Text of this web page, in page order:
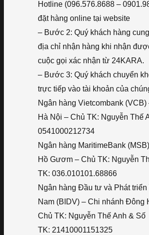
Hotline (096.576.8688 –
đặt hàng online tại website
– Bước 2: Quý khách hàng
địa chỉ nhận hàng khi nhận
cuộc gọi xác nhận từ 24KARA.
– Bước 3: Quý khách chuyển
trực tiếp vào tài khoản của
Ngân hàng Vietcombank (VCB)
Hà Nội – Chủ TK: Nguyễn Thế
0541000212734
Ngân hàng MaritimeBank
Hồ Gươm – Chủ TK: Nguyễn
TK: 036.010101.68866
Ngân hàng Đầu tư và Phát triển
Nam (BIDV) – Chi nhánh Đông
Chủ TK: Nguyễn Thế Anh & Số
TK: 21410001151325